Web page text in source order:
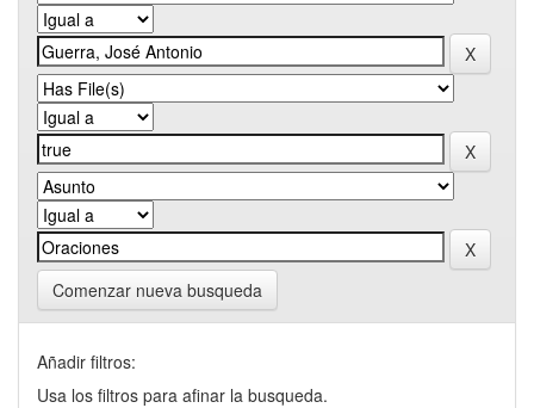
Comenzar nueva busqueda
Añadir filtros:
Usa los filtros para afinar la busqueda.